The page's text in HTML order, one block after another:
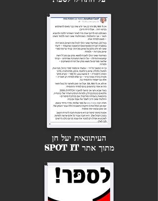
העיתונאית יעל חן
מתוך אתר SPOT IT